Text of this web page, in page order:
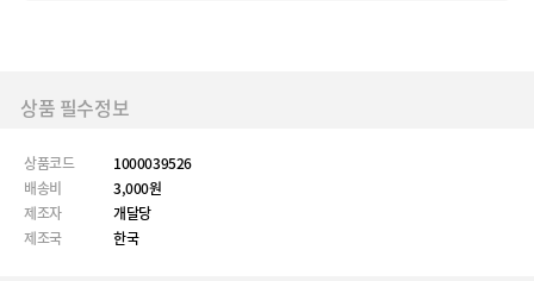
상품 필수정보
상품코드
1000039526
배송비
3,000원
제조자
개달당
제조국
한국